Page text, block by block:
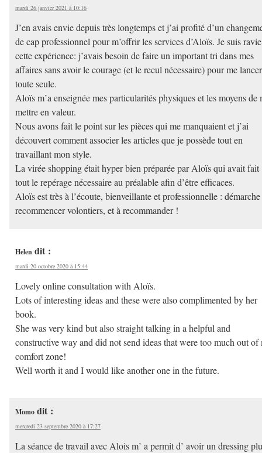
mardi 26 janvier 2021 à 10:16
J’en avais envie depuis très longtemps et j’ai profité d’un
de cap professionnel pour m’offrir les services d’Aloïs. Je suis
cette expérience: j’avais besoin de faire un important tri dans mes
affaires sans avoir le courage (et le recul nécessaire) pour me lancer
toute seule.
Aloïs m’a enseignée mes particularités physiques et les moyens de
mettre en valeur.
Nous avons fait le point sur les pièces qui me manquaient et j’ai
découvert comment associer les articles que je possède tout en
travaillant mon style.
La virée shopping était hyper bien préparée par Aloïs qui avait fait
tout le repérage nécessaire au préalable afin d’être efficaces.
Aloïs est très à l’écoute, bienveillante et professionnelle : démarche
recommencer volontiers, et à recommander !
Helen dit :
mardi 20 octobre 2020 à 15:44
Lovely online consultation with Aloïs.
Lots of interesting ideas and these were also complimented by her
book.
She was very kind but also straight talking in a helpful and
constructive way and did not send ideas that were too much out of
comfort zone!
Well worth it and I would like another one in the future.
Momo dit :
mercredi 23 septembre 2020 à 17:27
La séance de travail avec Alois m’ a permit d’ avoir un dressing